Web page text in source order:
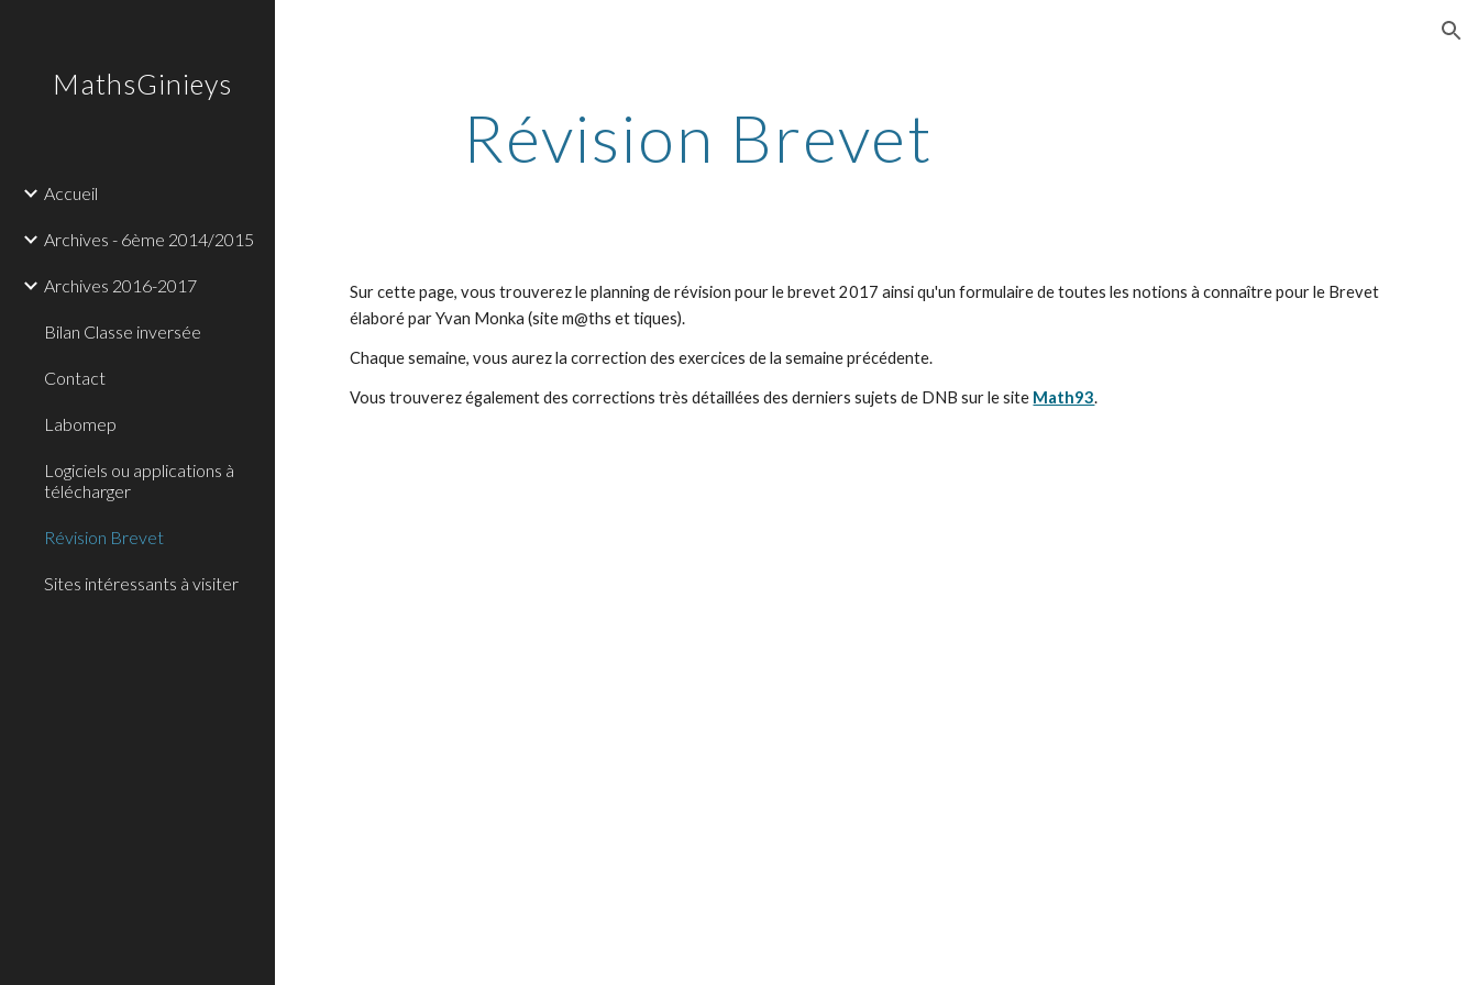
MathsGinieys
Accueil
Archives - 6ème 2014/2015
Archives 2016-2017
Bilan Classe inversée
Contact
Labomep
Logiciels ou applications à
télécharger
Révision Brevet
Sites intéressants à visiter
Révision Brevet
Sur cette page, vous trouverez le planning de révision pour le brevet 2017 ainsi qu'un formulaire de toutes les notions à connaître pour le Brevet
élaboré par Yvan Monka (site m@ths et tiques).
Chaque semaine, vous aurez la correction des exercices de la semaine précédente.
Vous trouverez également des corrections très détaillées des derniers sujets de DNB sur le site Math93.